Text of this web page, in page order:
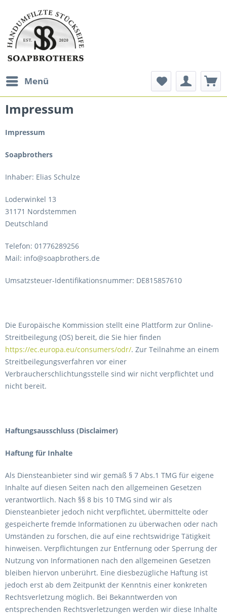
Menü
Impressum
Impressum
Soapbrothers
Inhaber: Elias Schulze
Loderwinkel 13
31171 Nordstemmen
Deutschland
Telefon: 01776289256
Mail: info@soapbrothers.de
Umsatzsteuer-Identifikationsnummer: DE815857610
Die Europäische Kommission stellt eine Plattform zur Online-
Streitbeilegung (OS) bereit, die Sie hier finden
https://ec.europa.eu/consumers/odr/. Zur Teilnahme an einem
Streitbeilegungsverfahren vor einer
Verbraucherschlichtungsstelle sind wir nicht verpflichtet und
nicht bereit.
Haftungsausschluss (Disclaimer)
Haftung für Inhalte
Als Diensteanbieter sind wir gemäß § 7 Abs.1 TMG für eigene
Inhalte auf diesen Seiten nach den allgemeinen Gesetzen
verantwortlich. Nach §§ 8 bis 10 TMG sind wir als
Diensteanbieter jedoch nicht verpflichtet, übermittelte oder
gespeicherte fremde Informationen zu überwachen oder nach
Umständen zu forschen, die auf eine rechtswidrige Tätigkeit
hinweisen. Verpflichtungen zur Entfernung oder Sperrung der
Nutzung von Informationen nach den allgemeinen Gesetzen
bleiben hiervon unberührt. Eine diesbezügliche Haftung ist
jedoch erst ab dem Zeitpunkt der Kenntnis einer konkreten
Rechtsverletzung möglich. Bei Bekanntwerden von
entsprechenden Rechtsverletzungen werden wir diese Inhalte